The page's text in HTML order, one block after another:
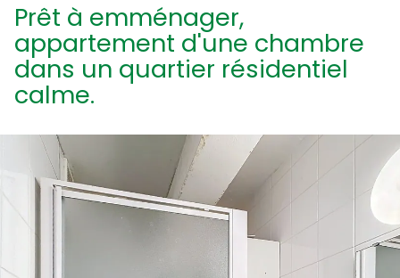
Nouvelles
Syndic
Contact
Prêt à emménager,
appartement d'une chambre
dans un quartier résidentiel
calme.